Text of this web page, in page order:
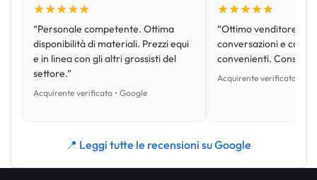
★★★★★
“Personale competente. Ottima
disponibilità di materiali. Prezzi equi
e in linea con gli altri grossisti del
settore.”
Acquirente verificato • Google
★★★★★
“Ottimo venditore,
conversazioni e con
convenienti.
Acquirente verificato •
📍 Leggi tutte le recensioni su Google